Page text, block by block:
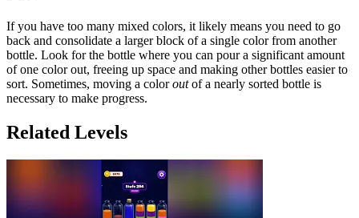
If you have too many mixed colors, it likely means you need to go
back and consolidate a larger block of a single color from another
bottle. Look for the bottle where you can pour a significant amount
of one color out, freeing up space and making other bottles easier to
sort. Sometimes, moving a coloroutof a nearly sorted bottle is
necessary to make progress.
Related Levels